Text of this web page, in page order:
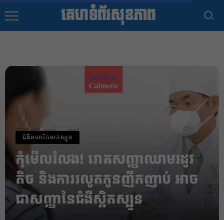
គេហទំព័រសុខភាព
ជំងឺមហារីកមាត់ស្បូន
កុំមើលរំលង! រោគសញ្ញាឈាមរដូវ
តិច និងការរលូតកូនញឹកញាប់ អាច
ជាសញ្ញានៃជំងឺស្អិតស្បូន